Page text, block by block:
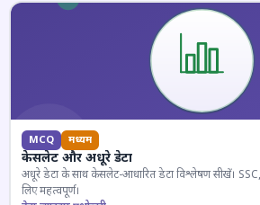
MCQ मध्यम
केसलेट और अधूरे डेटा
अधूरे डेटा के साथ केसलेट-आधारित डेटा विश्लेषण सीखें।
लिए महत्वपूर्ण।